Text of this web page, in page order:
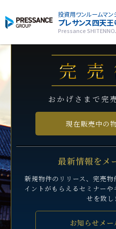
投資用ワンルームマン
プレサンス四天王
Pressance
完売
おかげさまで完
最新情報をメ
新規物件のリリース、完売物
イントがもらえるセミナーや
せを致し
お知らせメ
現在販売中の